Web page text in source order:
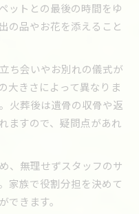
ットとの最後の時間をゆ
の品やお花を添えること
ち会いやお別れの儀式が
大きさによって異なりま
火葬後は遺骨の収骨や返
ますので、疑問点があれ
、無理せずスタッフのサ
家族で役割分担を決めて
できます。